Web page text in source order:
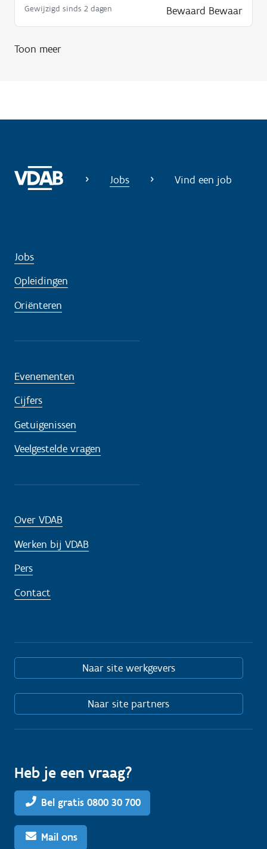
o
d
Gewijzigd sinds 2 dagen Bewaard Bewaar
Toon meer
Jobs Vind een job
Jobs
Opleidingen
Oriënteren
Evenementen
Cijfers
Getuigenissen
Veelgestelde vragen
Over VDAB
Werken bij VDAB
Pers
Contact
Naar site werkgevers
Naar site partners
Heb je een vraag?
Bel gratis 0800 30 700
Mail ons